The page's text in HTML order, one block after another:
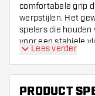
comfortabele grip
werpstijlen. Het
spelers die houden
voor een stabiele
Stijlvol design met
Lees verder
PRODUCT